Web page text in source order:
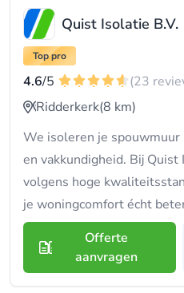
Quist Isolatie B.V.
Top pro
4.6/5
(23
Ridderkerk(8 km)
We isoleren je
en vakkundigheid. Bij
volgens hoge
je woningcomfort écht
Offerte
aanvragen